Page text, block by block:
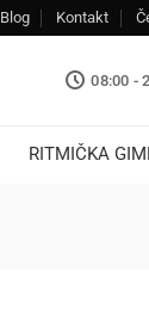
Blog Kontakt
08:00 -
RITMIČKA